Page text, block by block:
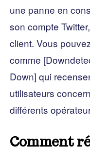
une panne en
son compte
client. Vous
comme
Down] qui
utilisateurs
différents
Comment